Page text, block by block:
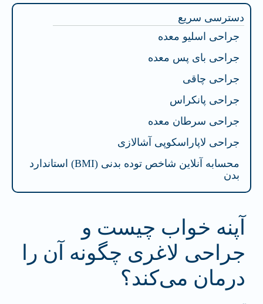
آپنه خواب چیست و
جراحی لاغری چگونه آن را
درمان می‌کند؟
دسترسی سریع
جراحی اسلیو معده
جراحی بای پس معده
جراحی چاقی
جراحی پانکراس
جراحی سرطان معده
جراحی لاپاراسکوپی آشالازی
محسابه آنلاین شاخص توده بدنی (BMI) استاندارد
بدن